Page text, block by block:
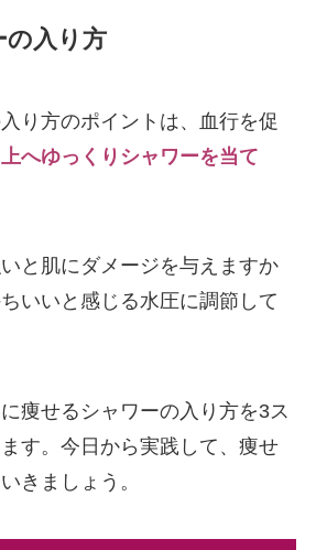
の入り方
り方のポイントは、血行を促
上へゆっくりシャワーを当て
と肌にダメージを与えますか
いいと感じる水圧に調節して
痩せるシャワーの入り方を3ス
す。今日から実践して、痩せ
きましょう。